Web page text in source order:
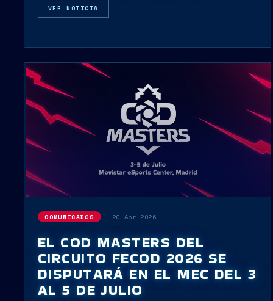
VER NOTICIA
COMUNICADOS 20 Abr 2026
EL COD MASTERS DEL
CIRCUITO FECOD 2026 SE
DISPUTARÁ EN EL MEC DEL 3
AL 5 DE JULIO